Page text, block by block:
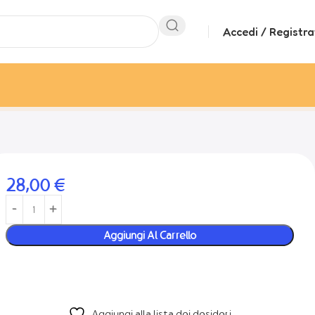
Accedi /
28,00 €
Aggiungi Al Carrello